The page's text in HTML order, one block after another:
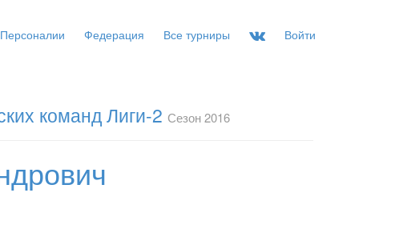
Персоналии Федерация Все турниры Войти
команд Лиги-2 Сезон 2016